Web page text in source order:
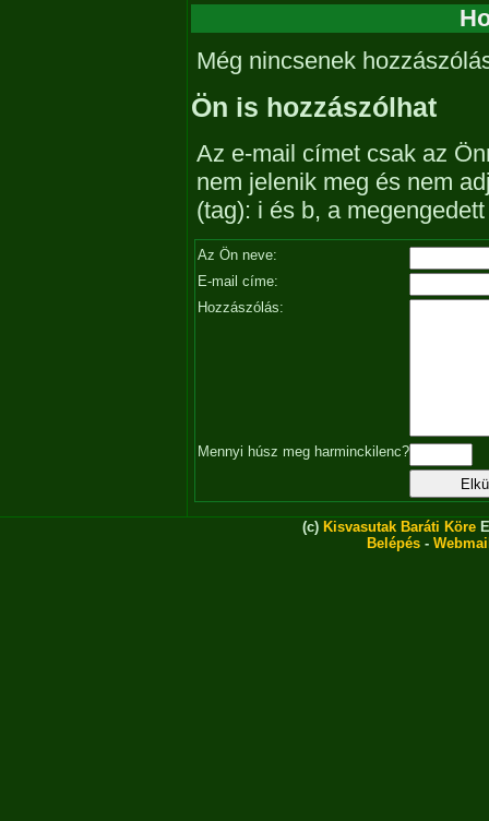
Még nincsenek
Ön is hozzászólhat
Az e-mail címet csak az
nem jelenik meg és nem
(tag): i és b, a
Az Ön neve:
E-mail címe:
Hozzászólás:
Mennyi húsz meg harminckilenc?
(c) Kisvasutak Baráti Köre
Belépés -